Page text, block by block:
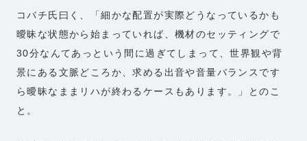
コバチ氏曰く、「細かな配置が実際どうなっているかも
曖昧な状態から始まっていれば、機材のセッティングで
30分なんてあっという間に過ぎてしまって、世界観や背
景にある文脈どころか、求める出音や音量バランスです
ら曖昧なままリハが終わるケースもあります。」とのこ
と。